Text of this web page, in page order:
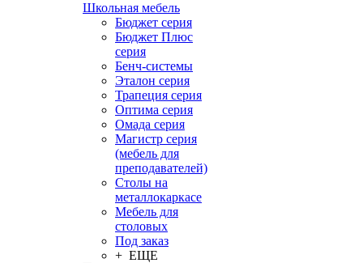
Школьная мебель
Бюджет серия
Бюджет Плюс
серия
Бенч-системы
Эталон серия
Трапеция серия
Оптима серия
Омада серия
Магистр серия
(мебель для
преподавателей)
Столы на
металлокаркасе
Мебель для
столовых
Под заказ
+ ЕЩЕ